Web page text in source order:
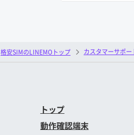
格安SIMのLINEMOトップ カスタマーサポー
トップ
動作確認端末